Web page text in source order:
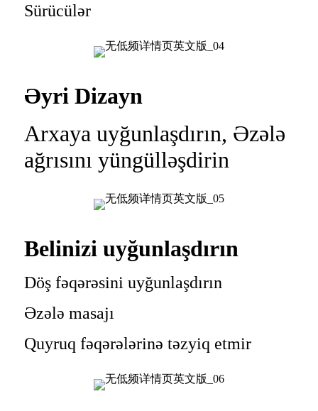
Sürücülər
Əyri Dizayn
Arxaya uyğunlaşdırın, Əzələ
ağrısını yüngülləşdirin
Belinizi uyğunlaşdırın
Döş fəqərəsini uyğunlaşdırın
Əzələ masajı
Quyruq fəqərələrinə təzyiq etmir